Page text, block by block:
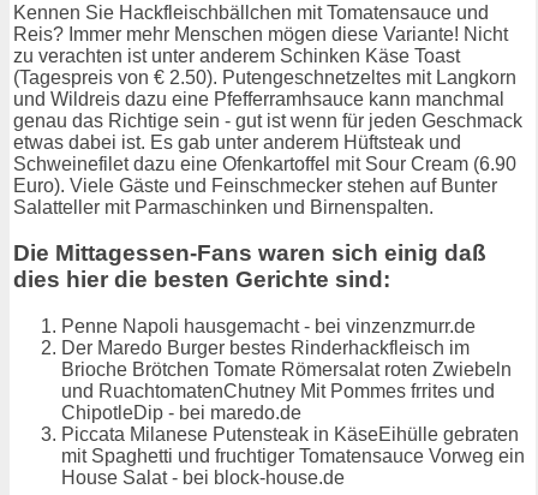
Kennen Sie Hackfleischbällchen mit Tomatensauce und
Reis? Immer mehr Menschen mögen diese Variante! Nicht
zu verachten ist unter anderem Schinken Käse Toast
(Tagespreis von € 2.50). Putengeschnetzeltes mit Langkorn
und Wildreis dazu eine Pfefferramhsauce kann manchmal
genau das Richtige sein - gut ist wenn für jeden Geschmack
etwas dabei ist. Es gab unter anderem Hüftsteak und
Schweinefilet dazu eine Ofenkartoffel mit Sour Cream (6.90
Euro). Viele Gäste und Feinschmecker stehen auf Bunter
Salatteller mit Parmaschinken und Birnenspalten.
Die Mittagessen-Fans waren sich einig daß
dies hier die besten Gerichte sind:
Penne Napoli hausgemacht - bei vinzenzmurr.de
Der Maredo Burger bestes Rinderhackfleisch im
Brioche Brötchen Tomate Römersalat roten Zwiebeln
und RuachtomatenChutney Mit Pommes frrites und
ChipotleDip - bei maredo.de
Piccata Milanese Putensteak in KäseEihülle gebraten
mit Spaghetti und fruchtiger Tomatensauce Vorweg ein
House Salat - bei block-house.de